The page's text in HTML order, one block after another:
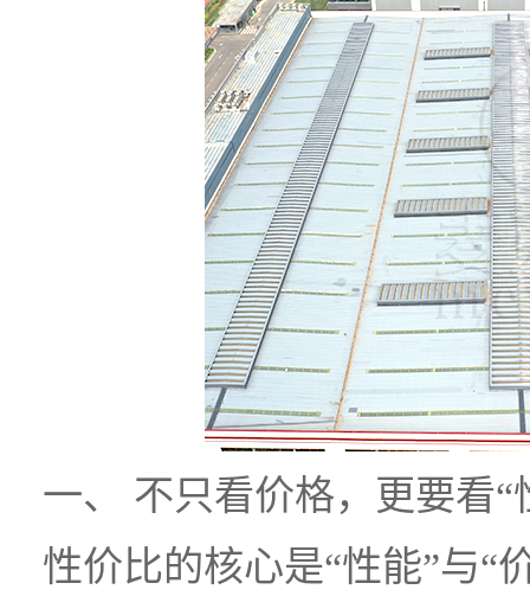
一、 不只看价格，更要看“
性价比的核心是“性能”与“